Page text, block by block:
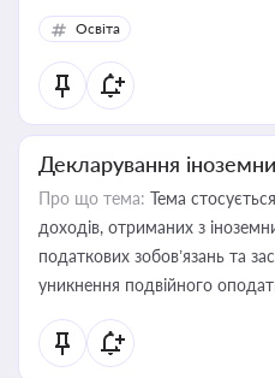
Освіта
Декларування
Про що тема: Тема
доходів, отриманих з
податкових зобов’язань та
уникнення подвійного